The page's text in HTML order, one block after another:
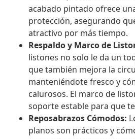
acabado pintado ofrece
protección, asegurando
atractivo por más tiempo.
Respaldo y Marco de
listones no solo le da un
que también mejora la
manteniéndote fresco y
calurosos. El marco de
soporte estable para que
Reposabrazos Cómodos:
planos son prácticos y